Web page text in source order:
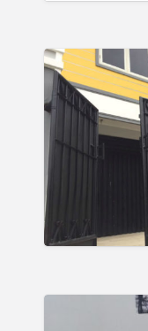
KOS
UNTUK
PUTRI
DAERAH
KLAMPIS
(SURABAYA
TIMUR)